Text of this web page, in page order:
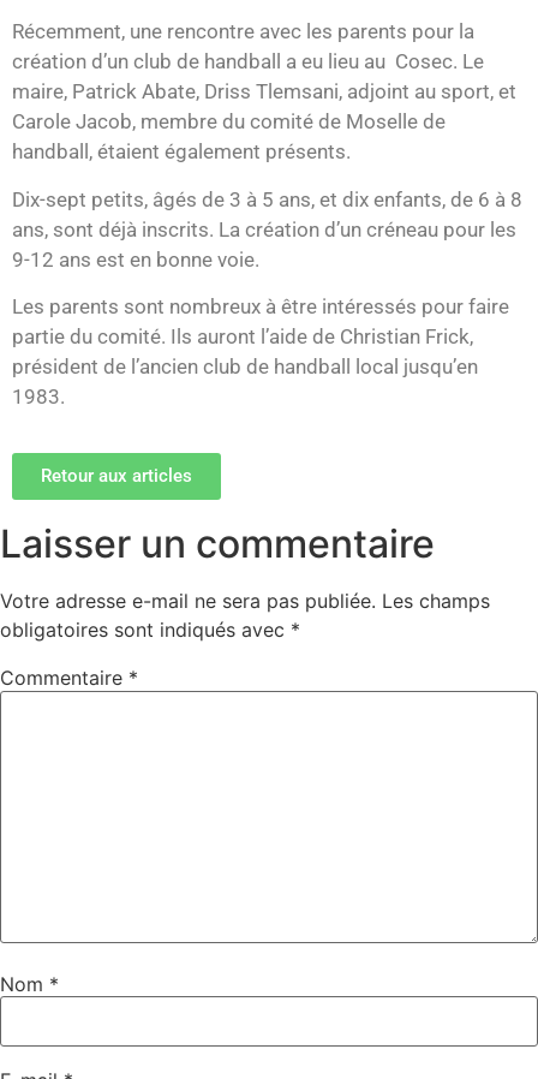
Récemment, une rencontre avec les parents pour la
création d’un club de handball a eu lieu au Cosec. Le
maire, Patrick Abate, Driss Tlemsani, adjoint au sport, et
Carole Jacob, membre du comité de Moselle de
handball, étaient également présents.
Dix-sept petits, âgés de 3 à 5 ans, et dix enfants, de 6 à 8
ans, sont déjà inscrits. La création d’un créneau pour les
9-12 ans est en bonne voie.
Les parents sont nombreux à être intéressés pour faire
partie du comité. Ils auront l’aide de Christian Frick,
président de l’ancien club de handball local jusqu’en
1983.
Retour aux articles
Laisser un commentaire
Votre adresse e-mail ne sera pas publiée. Les champs
obligatoires sont indiqués avec *
Commentaire *
Nom *